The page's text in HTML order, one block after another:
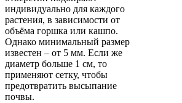
индивидуально для каждого
растения, в зависимости от
объёма горшка или кашпо.
Однако минимальный размер
известен – от 5 мм. Если же
диаметр больше 1 см, то
применяют сетку, чтобы
предотвратить высыпание
почвы.